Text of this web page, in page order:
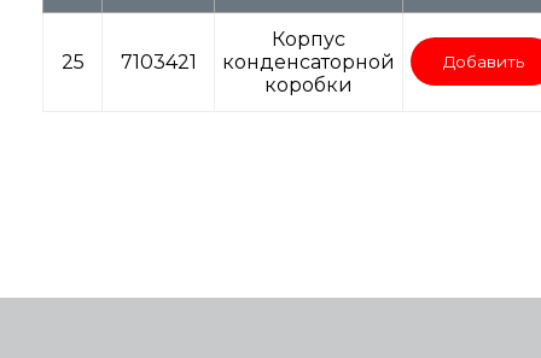
25 7103421
Корпус
конденсаторной
коробки
Добавить